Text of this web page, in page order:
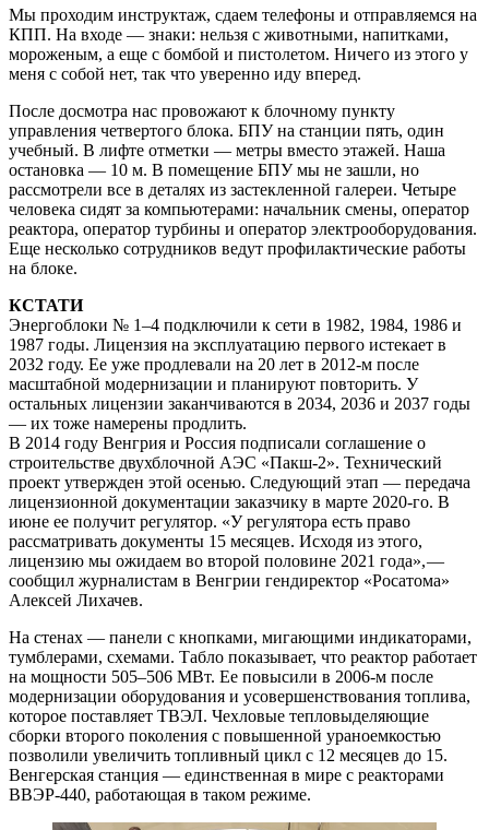
Мы проходим инструктаж, сдаем телефоны и отправляемся на
КПП. На входе — знаки: нельзя с животными, напитками,
мороженым, а еще с бомбой и пистолетом. Ничего из этого у
меня с собой нет, так что уверенно иду вперед.
После досмотра нас провожают к блочному пункту
управления четвертого блока. БПУ на станции пять, один
учебный. В лифте отметки — метры вместо этажей. Наша
остановка — 10 м. В помещение БПУ мы не зашли, но
рассмотрели все в деталях из застекленной галереи. Четыре
человека сидят за компьютерами: начальник смены, оператор
реактора, оператор турбины и оператор электрооборудования.
Еще несколько сотрудников ведут профилактические работы
на блоке.
КСТАТИ
Энергоблоки № 1–4 подключили к сети в 1982, 1984, 1986 и
1987 годы. Лицензия на эксплуатацию первого истекает в
2032 году. Ее уже продлевали на 20 лет в 2012-м после
масштабной модернизации и планируют повторить. У
остальных лицензии заканчиваются в 2034, 2036 и 2037 годы
— их тоже намерены продлить.
В 2014 году Венгрия и Россия подписали соглашение о
строительстве двухблочной АЭС «Пакш-2». Технический
проект утвержден этой осенью. Следующий этап — передача
лицензионной документации заказчику в марте 2020-го. В
июне ее получит регулятор. «У регулятора есть право
рассматривать документы 15 месяцев. Исходя из этого,
лицензию мы ожидаем во второй половине 2021 года», —
сообщил журналистам в Венгрии гендиректор «Росатома»
Алексей Лихачев.
На стенах — панели с кнопками, мигающими индикаторами,
тумблерами, схемами. Табло показывает, что реактор работает
на мощности 505–506 МВт. Ее повысили в 2006-м после
модернизации оборудования и усовершенствования топлива,
которое поставляет ТВЭЛ. Чехловые тепловыделяющие
сборки второго поколения с повышенной ураноемкостью
позволили увеличить топливный цикл с 12 месяцев до 15.
Венгерская станция — единственная в мире с реакторами
ВВЭР-440, работающая в таком режиме.